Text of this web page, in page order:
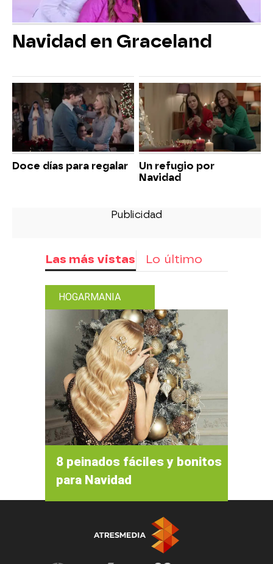
Navidad en Graceland
Doce días para regalar
Un refugio por
Navidad
Las más vistas Lo último
HOGARMANIA
8 peinados fáciles y bonitos
para Navidad